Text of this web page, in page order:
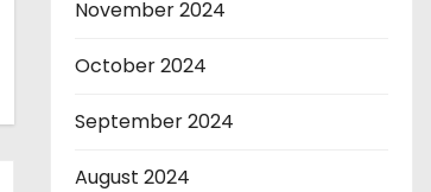
November 2024
October 2024
September 2024
August 2024